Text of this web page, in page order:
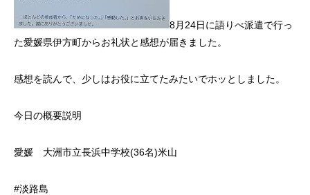
8月24日に語りべ派遣で行っ
た愛媛県伊方町からお礼状と感想が届きました。
感想を読んで、少しはお役に立てたみたいでホッとしました。
今日の概要説明
愛媛 大洲市立長浜中学校(36名)米山
#淡路島